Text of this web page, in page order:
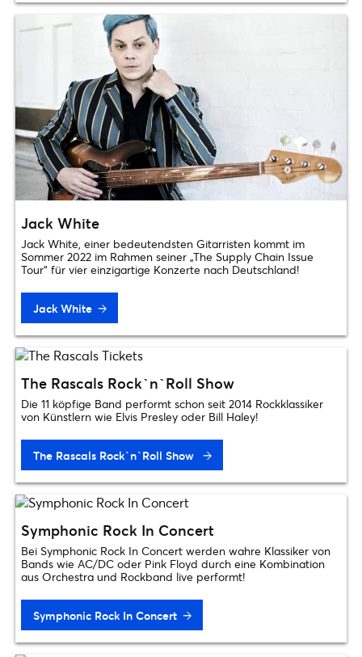
Jack White
Jack White, einer bedeutendsten Gitarristen kommt im
Sommer 2022 im Rahmen seiner „The Supply Chain Issue
Tour“ für vier einzigartige Konzerte nach Deutschland!
Jack White
The Rascals Rock`n`Roll Show
Die 11 köpfige Band performt schon seit 2014 Rockklassiker
von Künstlern wie Elvis Presley oder Bill Haley!
The Rascals Rock`n`Roll Show
Symphonic Rock In Concert
Bei Symphonic Rock In Concert werden wahre Klassiker von
Bands wie AC/DC oder Pink Floyd durch eine Kombination
aus Orchestra und Rockband live performt!
Symphonic Rock In Concert